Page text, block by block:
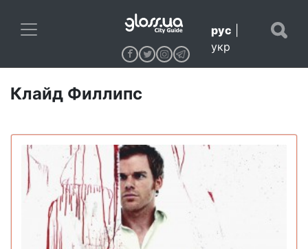
рус
укр
Клайд Филлипс